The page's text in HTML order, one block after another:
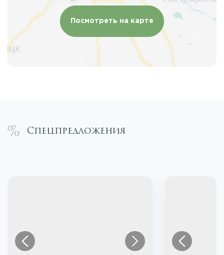
Посмотреть на карте
Спецпредложения